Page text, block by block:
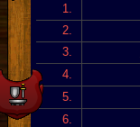
1.
2.
3.
4.
5.
6.